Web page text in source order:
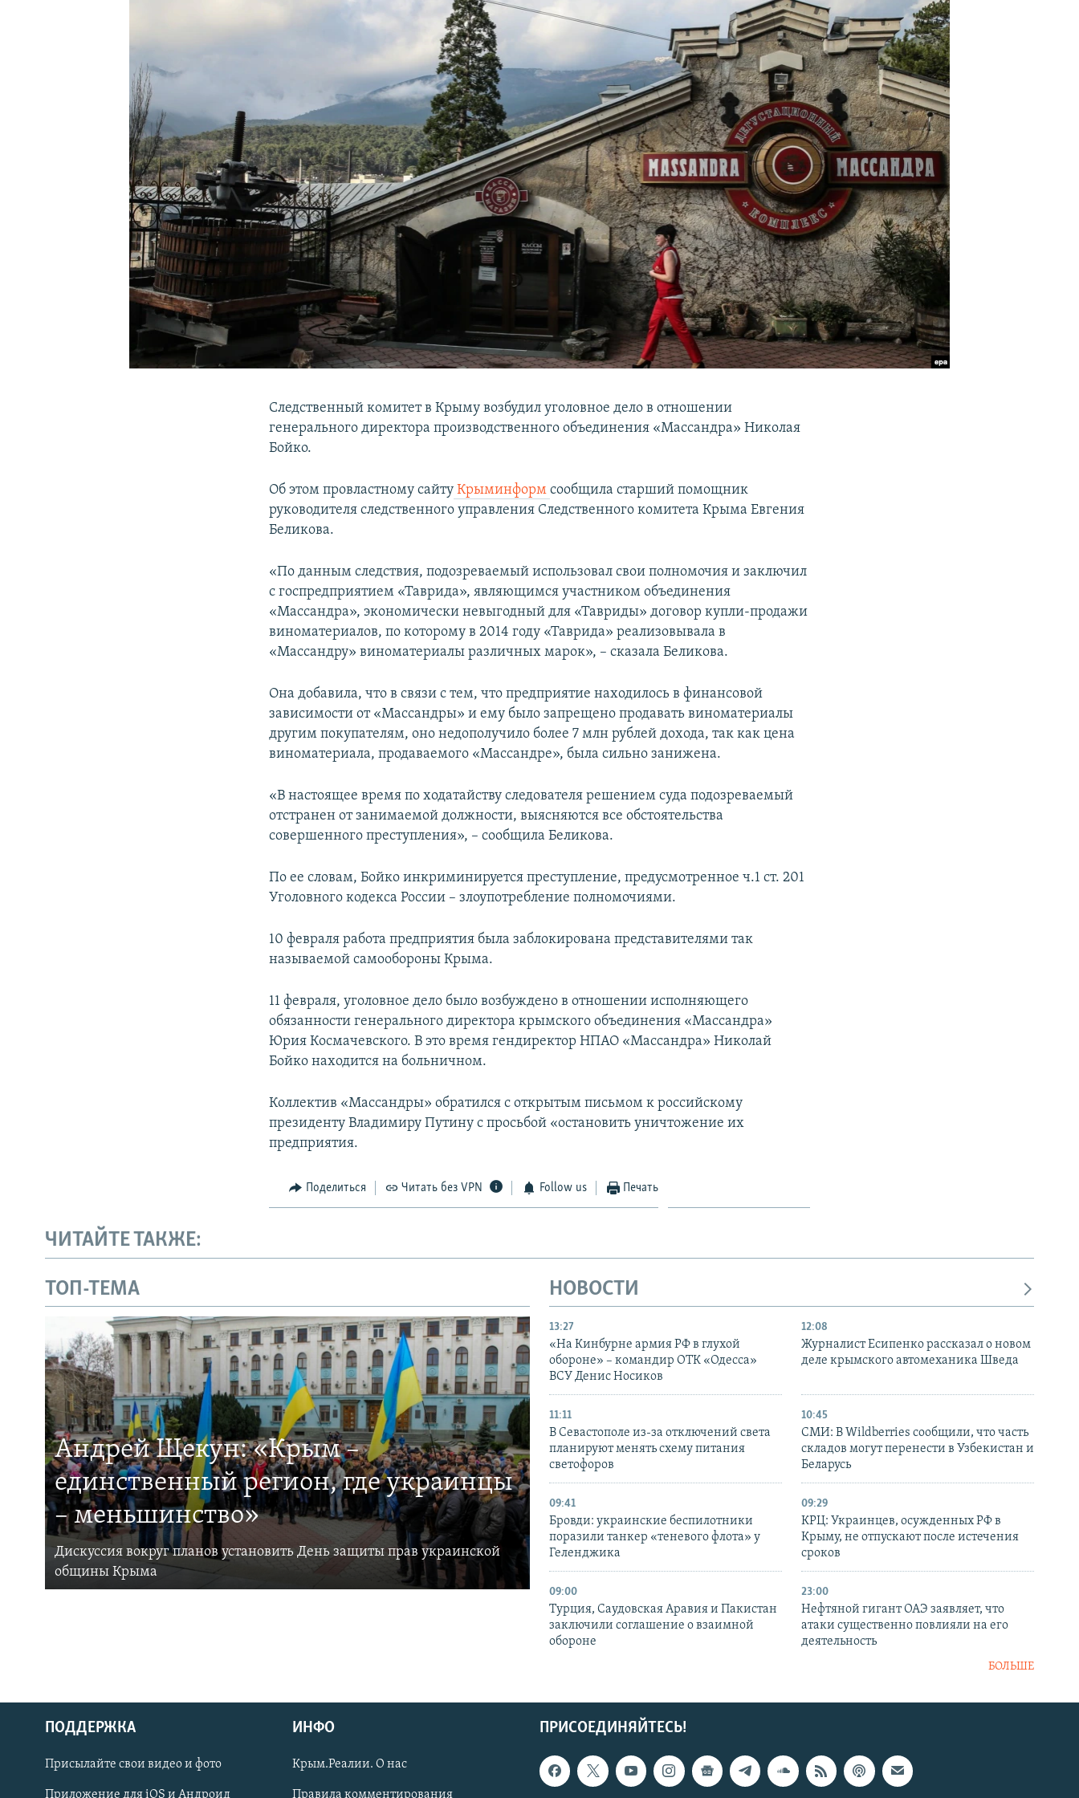
УКРАИНСКАЯ ПРОБЛЕМА КРЫМА
Українською
Qırımtatar
Следственный комитет в Крыму возбудил уголовное дело в отношении
генерального директора производственного объединения «Массандра» Николая
Бойко.
Об этом провластному сайту Крыминформсообщила старший помощник
руководителя следственного управления Следственного комитета Крыма Евгения
Беликова.
«По данным следствия, подозреваемый использовал свои полномочия и заключил
с госпредприятием «Таврида», являющимся участником объединения
«Массандра», экономически невыгодный для «Тавриды» договор купли-продажи
виноматериалов, по которому в 2014 году «Таврида» реализовывала в
«Массандру» виноматериалы различных марок», – сказала Беликова.
Она добавила, что в связи с тем, что предприятие находилось в финансовой
зависимости от «Массандры» и ему было запрещено продавать виноматериалы
другим покупателям, оно недополучило более 7 млн рублей дохода, так как цена
виноматериала, продаваемого «Массандре», была сильно занижена.
«В настоящее время по ходатайству следователя решением суда подозреваемый
отстранен от занимаемой должности, выясняются все обстоятельства
совершенного преступления», – сообщила Беликова.
По ее словам, Бойко инкриминируется преступление, предусмотренное ч.1 ст. 201
Уголовного кодекса России – злоупотребление полномочиями.
10 февраля работа предприятия была заблокирована представителями так
называемой самообороны Крыма.
11 февраля, уголовное дело было возбуждено в отношении исполняющего
обязанности генерального директора крымского объединения «Массандра»
Юрия Космачевского. В это время гендиректор НПАО «Массандра» Николай
Бойко находится на больничном.
Коллектив «Массандры» обратился с открытым письмом к российскому
президенту Владимиру Путину с просьбой «остановить уничтожение их
предприятия.
Поделиться Читать без VPN Follow us Печать
ЧИТАЙТЕ ТАКЖЕ:
ТОП-ТЕМА
Андрей Щекун: «Крым –
единственный регион, где украинцы
– меньшинство»
Дискуссия вокруг планов установить День защиты прав украинской
общины Крыма
НОВОСТИ
13:27
«На Кинбурне армия РФ в глухой
обороне» – командир ОТК «Одесса»
ВСУ Денис Носиков
12:08
Журналист Есипенко рассказал о новом
деле крымского автомеханика Шведа
11:11
В Севастополе из-за отключений света
планируют менять схему питания
светофоров
10:45
СМИ: В Wildberries сообщили, что часть
складов могут перенести в Узбекистан и
Беларусь
09:41
Бровди: украинские беспилотники
поразили танкер «теневого флота» у
Геленджика
09:29
КРЦ: Украинцев, осужденных РФ в
Крыму, не отпускают после истечения
сроков
09:00
Турция, Саудовская Аравия и Пакистан
заключили соглашение о взаимной
обороне
23:00
Нефтяной гигант ОАЭ заявляет, что
атаки существенно повлияли на его
деятельность
БОЛЬШЕ
ПРИСОЕДИНЯЙТЕСЬ!
ПОДДЕРЖКА
Присылайте свои видео и фото
Приложение для iOS и Андроид
ИНФО
Крым.Реалии. О нас
Правила комментирования